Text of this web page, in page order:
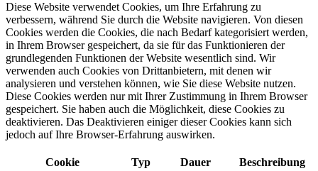
Diese Website verwendet Cookies, um Ihre Erfahrung zu
verbessern, während Sie durch die Website navigieren. Von diesen
Cookies werden die Cookies, die nach Bedarf kategorisiert werden,
in Ihrem Browser gespeichert, da sie für das Funktionieren der
grundlegenden Funktionen der Website wesentlich sind. Wir
verwenden auch Cookies von Drittanbietern, mit denen wir
analysieren und verstehen können, wie Sie diese Website nutzen.
Diese Cookies werden nur mit Ihrer Zustimmung in Ihrem Browser
gespeichert. Sie haben auch die Möglichkeit, diese Cookies zu
deaktivieren. Das Deaktivieren einiger dieser Cookies kann sich
jedoch auf Ihre Browser-Erfahrung auswirken.
Cookie Typ Dauer Beschreibung